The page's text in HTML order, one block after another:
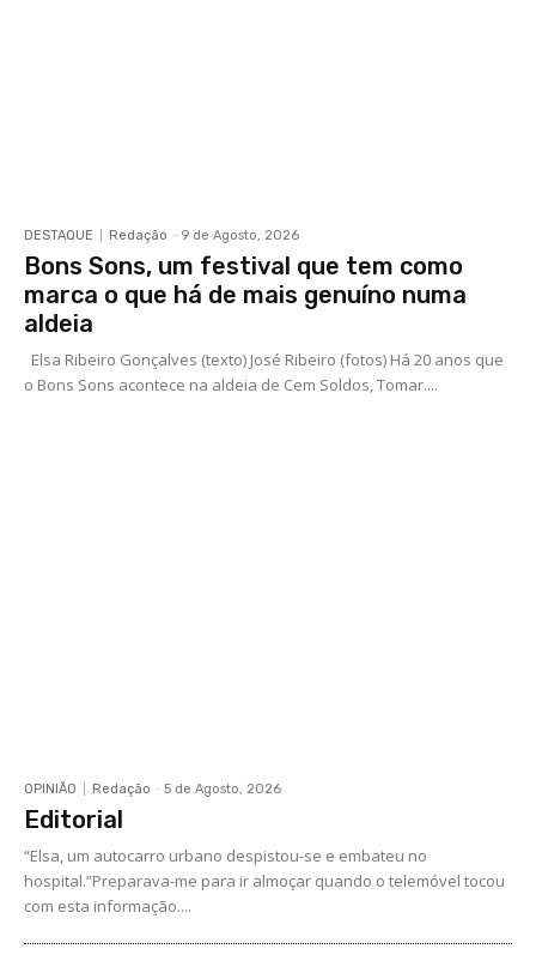
DESTAQUE Redação - 9 de Agosto, 2026
Bons Sons, um festival que tem como
marca o que há de mais genuíno numa
aldeia
Elsa Ribeiro Gonçalves (texto) José Ribeiro (fotos) Há 20 anos que
o Bons Sons acontece na aldeia de Cem Soldos, Tomar....
OPINIÃO Redação - 5 de Agosto, 2026
Editorial
“Elsa, um autocarro urbano despistou-se e embateu no
hospital.”Preparava-me para ir almoçar quando o telemóvel tocou
com esta informação....